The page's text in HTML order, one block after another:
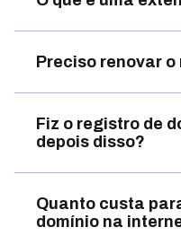
Preciso renovar
Fiz o registro de
depois disso?
Quanto custa
domínio na